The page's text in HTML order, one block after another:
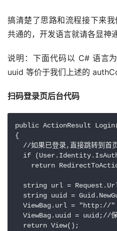
搞清楚了思路和流程接下来
共通的，开发语言就请各显神
说明：下面代码以 C# 语言
uuid 等价于我们上述的
扫码登录页后台代码
public ActionResult
{
//如果已登录,直接跳转到首
if
return
string url =
string uuid =
ViewBag.url = "http://"
ViewBag.uuid = uuid;//
  return View();